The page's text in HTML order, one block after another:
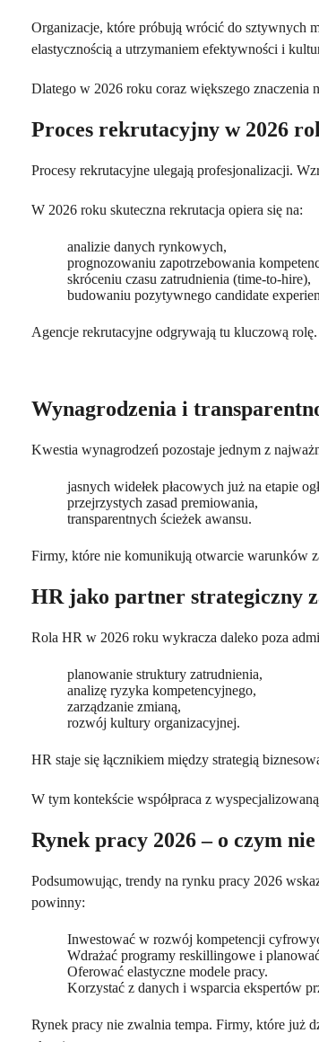
Organizacje, które próbują wrócić do sztywnych
elastycznością a utrzymaniem efektywności i
Dlatego w 2026 roku coraz większego znaczenia
Proces rekrutacyjny w 2026
Procesy rekrutacyjne ulegają profesjonalizacji.
W 2026 roku skuteczna rekrutacja opiera się na:
analizie danych rynkowych,
prognozowaniu zapotrzebowania
skróceniu czasu zatrudnienia (time-to-hire),
budowaniu pozytywnego candidate
Agencje rekrutacyjne odgrywają tu kluczową
Wynagrodzenia i
Kwestia wynagrodzeń pozostaje jednym z
jasnych widełek płacowych już na etapie
przejrzystych zasad premiowania,
transparentnych ścieżek awansu.
Firmy, które nie komunikują otwarcie warunków
HR jako partner strategiczny
Rola HR w 2026 roku wykracza daleko poza
planowanie struktury zatrudnienia,
analizę ryzyka kompetencyjnego,
zarządzanie zmianą,
rozwój kultury organizacyjnej.
HR staje się łącznikiem między strategią
W tym kontekście współpraca z
Rynek pracy 2026 – o czym
Podsumowując, trendy na rynku pracy 2026
powinny:
Inwestować w rozwój kompetencji
Wdrażać programy reskillingowe i
Oferować elastyczne modele pracy.
Korzystać z danych i wsparcia ekspertów
Rynek pracy nie zwalnia tempa. Firmy, które już